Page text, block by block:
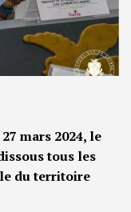
mars 2024, le
tous les
du territoire